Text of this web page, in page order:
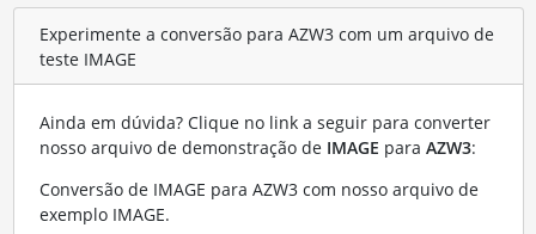
Experimente a conversão para AZW3 com um arquivo de
teste IMAGE
Ainda em dúvida? Clique no link a seguir para converter
nosso arquivo de demonstração de IMAGE para AZW3:
Conversão de IMAGE para AZW3 com nosso arquivo de
exemplo IMAGE.